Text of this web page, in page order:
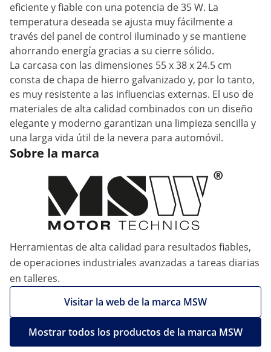
eficiente y fiable con una potencia de 35 W. La
temperatura deseada se ajusta muy fácilmente a
través del panel de control iluminado y se mantiene
ahorrando energía gracias a su cierre sólido.
La carcasa con las dimensiones 55 x 38 x 24.5 cm
consta de chapa de hierro galvanizado y, por lo tanto,
es muy resistente a las influencias externas. El uso de
materiales de alta calidad combinados con un diseño
elegante y moderno garantizan una limpieza sencilla y
una larga vida útil de la nevera para automóvil.
Sobre la marca
Herramientas de alta calidad para resultados fiables,
de operaciones industriales avanzadas a tareas diarias
en talleres.
Visitar la web de la marca MSW
Mostrar todos los productos de la marca MSW